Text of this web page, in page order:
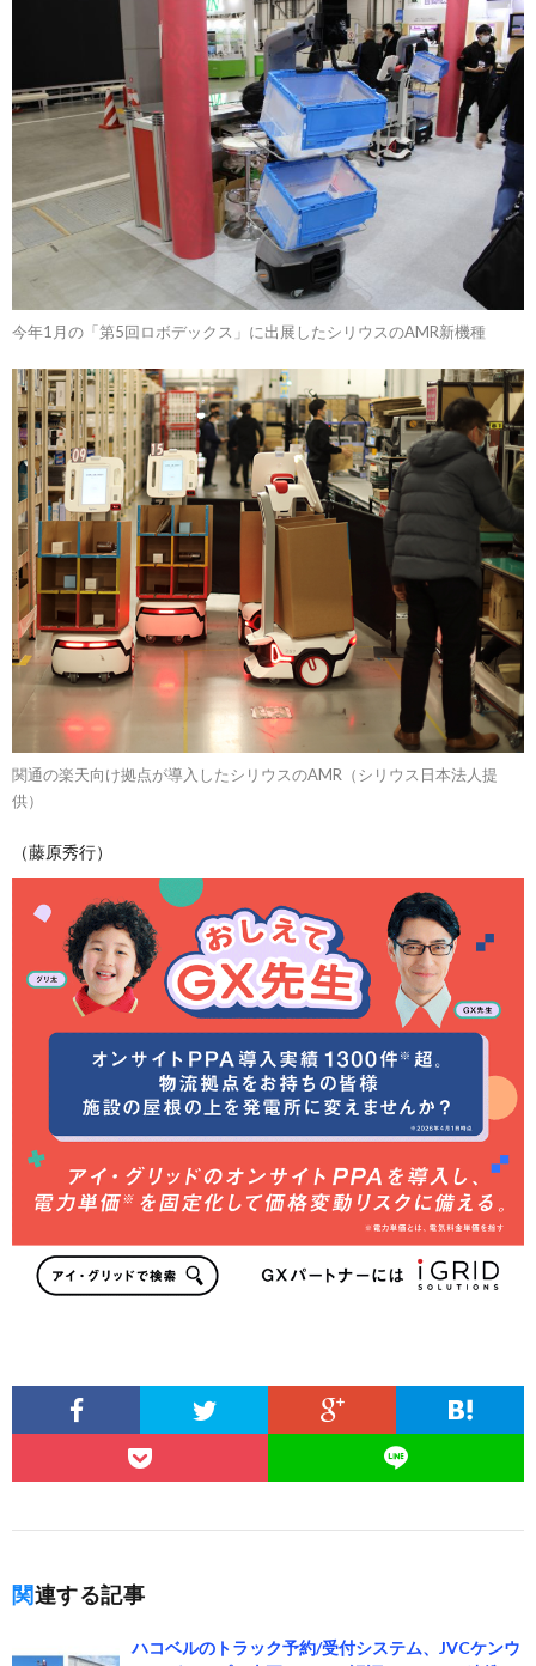
今年1月の「第5回ロボデックス」に出展したシリウスのAMR新機種
関通の楽天向け拠点が導入したシリウスのAMR（シリウス日本法人提
供）
（藤原秀行）
関連する記事
ハコベルのトラック予約/受付システム、JVCケンウ